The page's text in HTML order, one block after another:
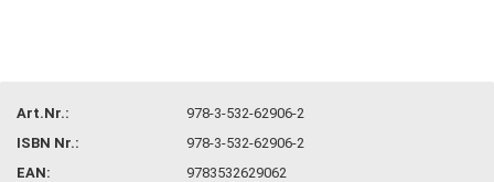
Art.Nr.:
978-3-532-62906-2
ISBN Nr.:
978-3-532-62906-2
EAN:
9783532629062